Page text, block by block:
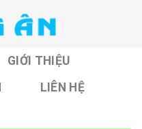
GIỚI THIỆU
LIÊN HỆ